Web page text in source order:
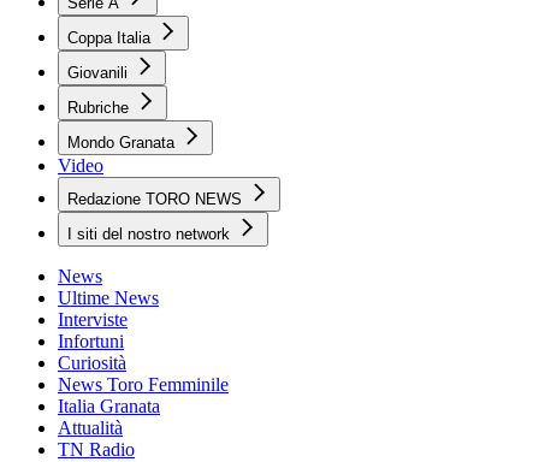
Coppa Italia
Giovanili
Rubriche
Mondo Granata
Video
Redazione TORO NEWS
I siti del nostro network
News
Ultime News
Interviste
Infortuni
Curiosità
News Toro Femminile
Italia Granata
Attualità
TN Radio